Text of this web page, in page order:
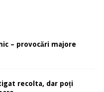
– provocări majore
recolta, dar poți